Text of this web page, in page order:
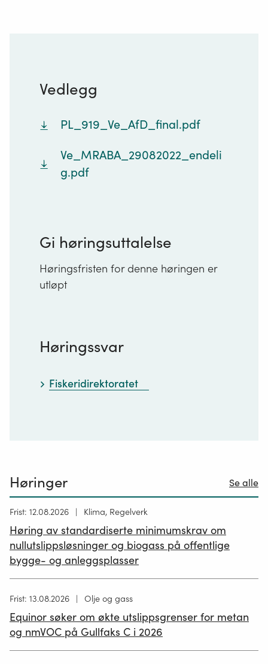
Vedlegg
PL_919_Ve_AfD_final.pdf
Ve_MRABA_29082022_endeli
g.pdf
Gi høringsuttalelse
Høringsfristen for denne høringen er
utløpt
Høringssvar
Fiskeridirektoratet
Høringer Se alle
Høring
publisert
12.05.2026
Frist: 12.08.2026 Klima, Regelverk
Høring av standardiserte minimumskrav om
nullutslippsløsninger og biogass på offentlige
bygge- og anleggsplasser
Høring
publisert
02.07.2026
Frist: 13.08.2026 Olje og gass
Equinor søker om økte utslippsgrenser for metan
og nmVOC på Gullfaks C i 2026